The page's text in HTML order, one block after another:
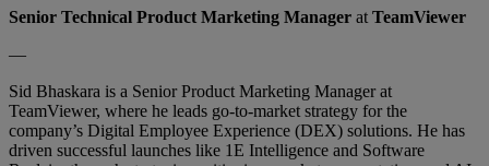
Senior Technical Product Marketing Manager at TeamViewer
—
Sid Bhaskara is a Senior Product Marketing Manager at
TeamViewer, where he leads go-to-market strategy for the
company’s Digital Employee Experience (DEX) solutions. He has
driven successful launches like 1E Intelligence and Software